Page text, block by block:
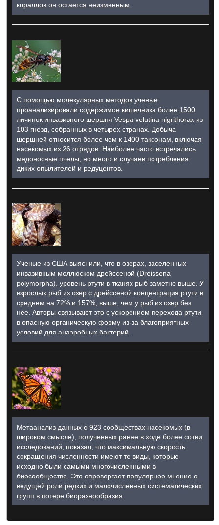
кораллов он остается неизменным.
С помощью молекулярных методов ученые
проанализировали содержимое кишечника более 1500
личинок инвазивного шершня Vespa velutina nigrithorax из
103 гнезд, собранных в четырех странах. Добыча
шершней относится более чем к 1400 таксонам, включая
насекомых из 26 отрядов. Наиболее часто встречались
медоносные пчелы, но много и случаев потребления
диких опылителей и редуцентов.
Ученые из США выяснили, что в озерах, заселенных
инвазивным моллюском дрейссеной (Dreissena
polymorpha), уровень ртути в тканях рыб заметно выше. У
взрослых рыб из озер с дрейссеной концентрация ртути в
среднем на 72% и 157%, выше, чем у рыб из озер без
нее. Авторы связывают это с ускорением перехода ртути
в опасную органическую форму из-за благоприятных
условий для анаэробных бактерий.
Метаанализ данных о 923 сообществах насекомых (в
широком смысле), полученных ранее в ходе более сотни
исследований, показал, что максимальную скорость
сокращения численности имеют те виды, которые
исходно были самыми многочисленными в
биосообществе. Это опровергает популярное мнение о
ведущей роли редких и малочисленных систематических
групп в потере биоразнообразия.